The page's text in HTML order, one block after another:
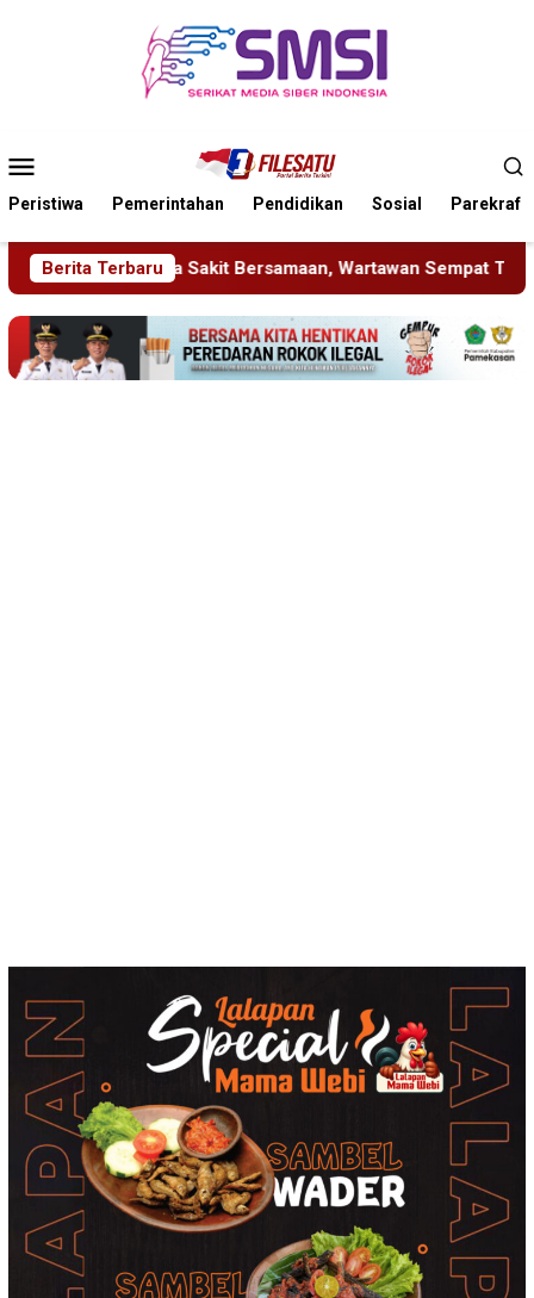
Mobile
Peristiwa Pemerintahan Pendidikan Sosial Parekraf
Berita Terbaru
Wartawan Sempat Terhalang Masuk ke Ruang UGD